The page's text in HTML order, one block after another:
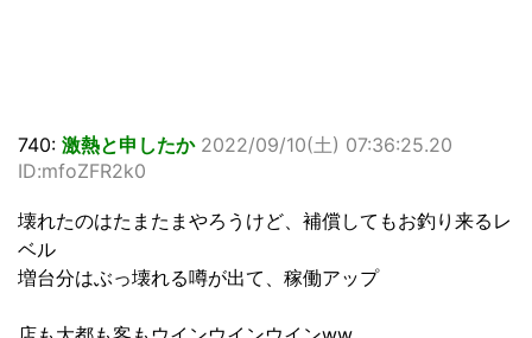
740: 激熱と申したか 2022/09/10(土) 07:36:25.20
ID:mfoZFR2k0
壊れたのはたまたまやろうけど、補償してもお釣り来るレ
ベル
増台分はぶっ壊れる噂が出て、稼働アップ